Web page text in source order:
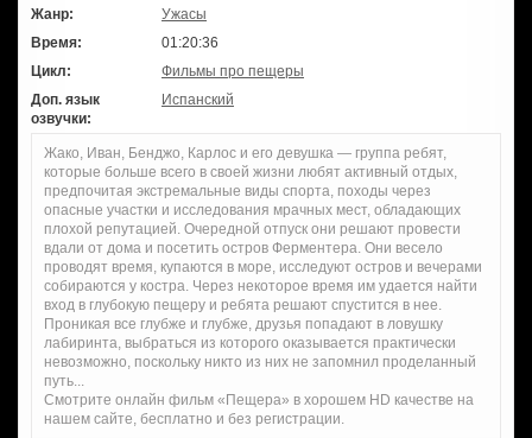
Жанр:
Ужасы
Время:
01:20:36
Цикл:
Фильмы про пещеры
Доп. язык
озвучки:
Испанский
Жако, Иван, Бенджо, Карлос и его девушка — группа ребят,
которые больше всего в своей жизни любят активный отдых,
предпочитая экстремальные виды спорта, походы через
опасные участки и исследования мрачных мест, обладающих
плохой репутацией. Очередной отпуск они решают провести
вдали от дома и посетить остров Ферментера. Они весело
проводят время, купаются в море, исследуют остров и вечерами
собираются у костра. Через некоторое время им удается найти
вход в глубокую пещеру и ребята решают спустится в нее.
Проникая все глубже и глубже, друзья попадают в ловушку
лабиринта, выбраться из которого оказывается практически
невозможно, поскольку никто из них не запомнил проделанный
путь...
Смотрите онлайн фильм «Пещера» в хорошем HD качестве на
нашем сайте, бесплатно и без регистрации.